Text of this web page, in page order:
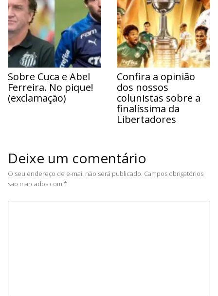
Sobre Cuca e Abel
Ferreira. No pique!
(exclamação)
Confira a opinião
dos nossos
colunistas sobre a
finalíssima da
Libertadores
Deixe um comentário
O seu endereço de e-mail não será publicado. Campos obrigatórios
são marcados com *